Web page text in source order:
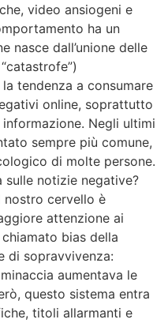
video ansiogeni e
ha un
nasce dall’unione delle
tendenza a consumare
online, soprattutto
Negli ultimi
sempre più comune,
di molte persone.
sulle notizie negative?
cervello è
attenzione ai
bias della
di sopravvivenza:
aumentava le
questo sistema entra
titoli allarmanti e